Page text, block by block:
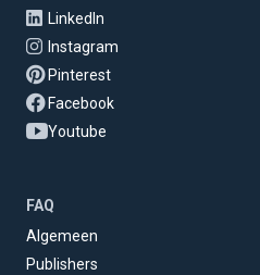
LinkedIn
Instagram
Pinterest
Facebook
Youtube
FAQ
Algemeen
Publishers